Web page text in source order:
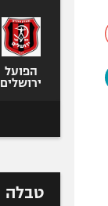
הפועל
ירושלים
טבלה